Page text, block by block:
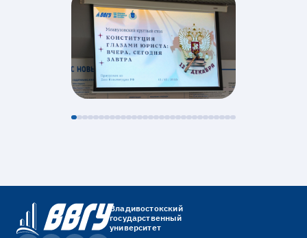
Владивостокский
государственный
университет